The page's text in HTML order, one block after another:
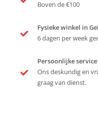
Boven de €100
Fysieke winkel in
6 dagen per week
Persoonlijke service
Ons deskundig en
graag van dienst.